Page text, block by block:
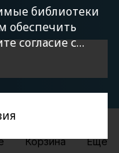
Корзина Еще
библиотеки
обеспечить
согласие с
нажав